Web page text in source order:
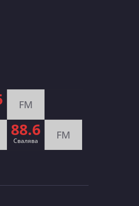
FM
88.6
Cвалява FM